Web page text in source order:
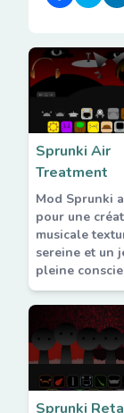
Sprunki Air
Treatment
Mod Sprunki
pour une
musicale
sereine et un
pleine
Sprunki